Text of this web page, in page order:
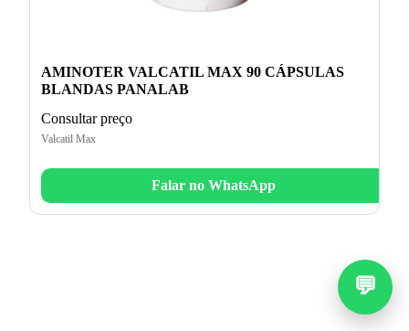
AMINOTER VALCATIL MAX 90 CÁPSULAS
BLANDAS PANALAB
Consultar preço
Valcatil Max
Falar no WhatsApp
💬